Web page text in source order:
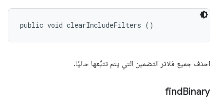
public void clearIncludeFilters ()
احذف جميع فلاتر التضمين التي يتم تتبُّعها حاليًا.
findBinary